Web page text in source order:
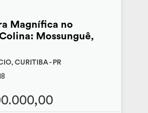
Magnífica no
Mossunguê,
CURITIBA - PR